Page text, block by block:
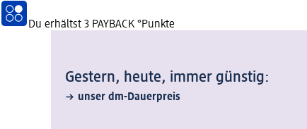
Du erhältst 3 PAYBACK °Punkte
Gestern, heute, immer günstig:
unser dm-Dauerpreis